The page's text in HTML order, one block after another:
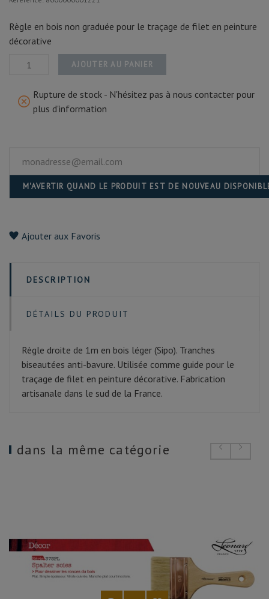
Règle en bois non graduée pour le traçage de filet en peinture
décorative
AJOUTER AU PANIER
Rupture de stock - N'hésitez pas à nous contacter pour
plus d'information
M'AVERTIR QUAND LE PRODUIT EST DE NOUVEAU
Ajouter aux Favoris
DESCRIPTION
DÉTAILS DU PRODUIT
Règle droite de 1m en bois léger (Sipo). Tranches
biseautées anti-bavure. Utilisée comme guide pour le
traçage de filet en peinture décorative. Fabrication
artisanale dans le sud de la France.
dans la même catégorie